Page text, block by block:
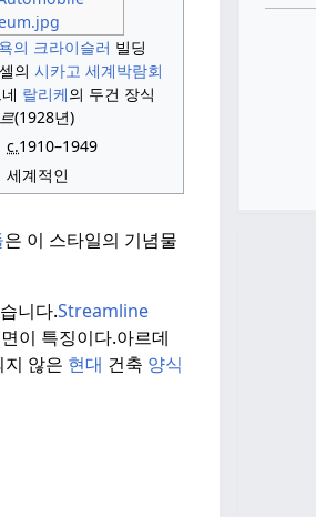
의 크라이슬러 빌딩
의 시카고 세계박람회
랄리케의 두건 장식
(1928년)
c.1910–1949
세계적인
은 이 스타일의 기념물
니다.Streamline
이 특징이다.아르데
않은 현대 건축 양식